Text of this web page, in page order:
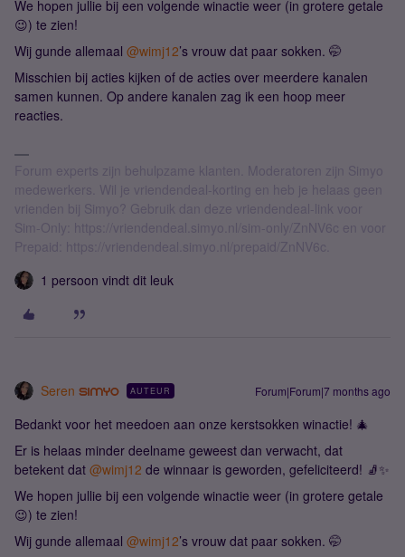
We hopen jullie bij een volgende winactie weer (in grotere getale
😉) te zien!
Wij gunde allemaal ​ @wimj12’s vrouw dat paar sokken. 🤭
Misschien bij acties kijken of de acties over meerdere kanalen
samen kunnen. Op andere kanalen zag ik een hoop meer
reacties.
Forum experts zijn behulpzame klanten. Moderatoren zijn Simyo
medewerkers. Wil je vriendendeal-korting en heb je helaas geen
vrienden bij Simyo? Gebruik dan deze vriendendeal-link voor
Sim-Only: https://vriendendeal.simyo.nl/sim-only/ZnNV6c en voor
Prepaid: https://vriendendeal.simyo.nl/prepaid/ZnNV6c.
1 persoon vindt dit leuk
Seren AUTEUR Forum|Forum|7 months ago
Bedankt voor het meedoen aan onze kerstsokken winactie! 🎄
Er is helaas minder deelname geweest dan verwacht, dat
betekent dat @wimj12 de winnaar is geworden, gefeliciteerd! 🧦✨
We hopen jullie bij een volgende winactie weer (in grotere getale
😉) te zien!
Wij gunde allemaal ​ @wimj12’s vrouw dat paar sokken. 🤭